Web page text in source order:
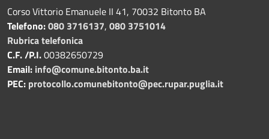
Corso Vittorio Emanuele II 41, 70032 Bitonto BA
Telefono:080 3716137, 080 3751014
Rubrica telefonica
C.F. /P.I.00382650729
Email: info@comune.bitonto.ba.it
PEC: protocollo.comunebitonto@pec.rupar.puglia.it